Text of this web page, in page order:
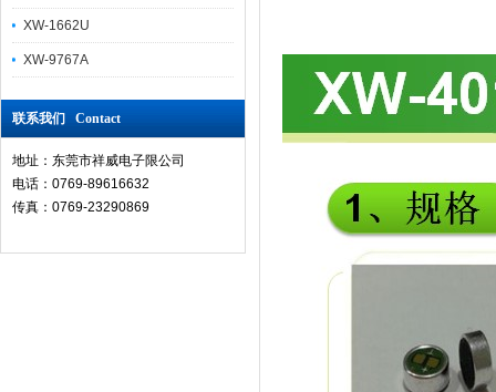
XW-1662U
XW-9767A
联系我们 Contact
地址：东莞市祥威电子限公司
电话：0769-89616632
传真：0769-23290869